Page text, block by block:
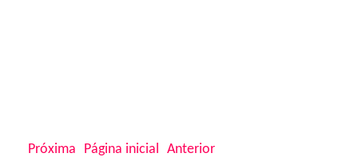
Próxima Anterior
Página inicial